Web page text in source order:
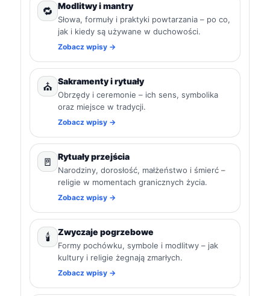
🔁 Modlitwy i mantry
Słowa, formuły i praktyki powtarzania – po co,
jak i kiedy są używane w duchowości.
Zobacz wpisy →
⛪ Sakramenty i rytuały
Obrzędy i ceremonie – ich sens, symbolika
oraz miejsce w tradycji.
Zobacz wpisy →
🚪 Rytuały przejścia
Narodziny, dorosłość, małżeństwo i śmierć –
religie w momentach granicznych życia.
Zobacz wpisy →
🕯️ Zwyczaje pogrzebowe
Formy pochówku, symbole i modlitwy – jak
kultury i religie żegnają zmarłych.
Zobacz wpisy →